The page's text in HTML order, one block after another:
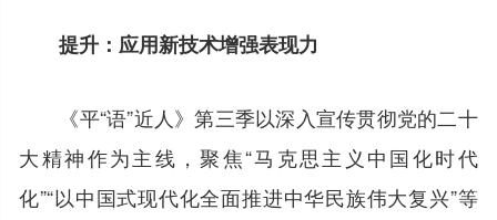
提升：应用新技术增强表现力
《平“语”近人》第三季以深入宣传贯彻党的二十
大精神作为主线，聚焦“马克思主义中国化时代
化”“以中国式现代化全面推进中华民族伟大复兴”等